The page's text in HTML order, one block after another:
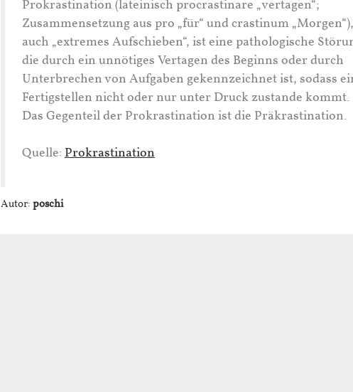
Prokrastination (lateinisch procrastinare „vertagen“;
Zusammensetzung aus pro „für“ und crastinum „Morgen“),
auch „extremes Aufschieben“, ist eine pathologische
die durch ein unnötiges Vertagen des Beginns oder durch
Unterbrechen von Aufgaben gekennzeichnet ist, sodass
Fertigstellen nicht oder nur unter Druck zustande kommt.
Das Gegenteil der Prokrastination ist die Präkrastination.
Quelle: Prokrastination
Autor:poschi